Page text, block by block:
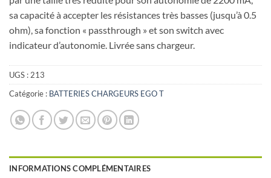
sa capacité à accepter les résistances très basses (jusqu’à 0.5
ohm), sa fonction « passthrough » et son switch avec
indicateur d’autonomie. Livrée sans chargeur.
UGS : 213
Catégorie : BATTERIES CHARGEURS EGO T
INFORMATIONS COMPLÉMENTAIRES